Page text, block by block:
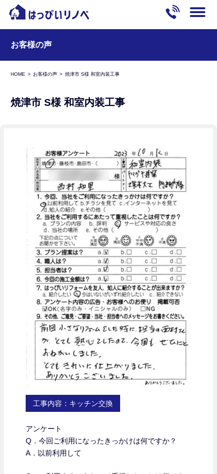
お客様の声
HOME お客様の声 焼津市 S様 和室内装工事
焼津市 S様 和室内装工事
工事内容：キッチン交換
アンケート
Q．今回ご利用になったきっかけは何ですか？
A．以前利用して